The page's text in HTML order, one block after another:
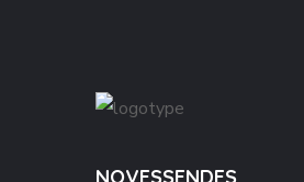
NOVESSENDES